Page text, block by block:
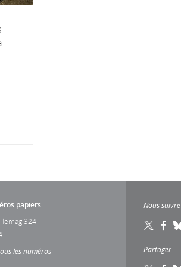
papiers
lemag 324
les numéros
Nous suivre
Partager